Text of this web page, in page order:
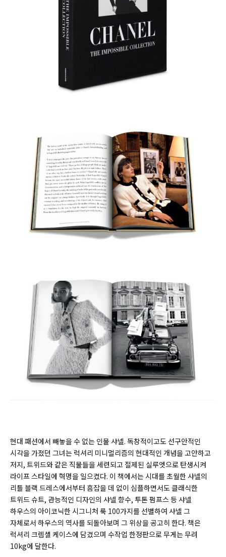
현대 패션에서 빼놓을 수 없는 인물 샤넬. 독창적이고도 선구안적인
시각을 가졌던 그녀는 럭셔리 미니멀리즘의 현대적인 개념을 고안하고
저지, 트위드와 같은 직물들을 세련되고 절제된 실루엣으로 탄생시켜
라이프 스타일에 혁명을 일으켰다. 이 책에서는 시대를 초월한 샤넬의
리틀 블랙 드레스에서부터 흠잡을 데 없이 심플하면서도 클래식한
트위드 슈트, 관능적인 디자인의 샤넬 향수, 투톤 펌프스 등 샤넬
하우스의 아이코닉한 시그니처 룩 100가지를 선별하여 샤넬 그
자체로서 하우스의 역사를 되돌아보며 그 위상을 공고히 한다. 책은
럭셔리 크렘셸 케이스에 담겼으며 수작업 한정판으로 무게는 무려
10kg에 달한다.